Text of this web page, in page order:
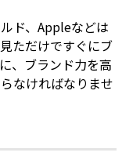
ド、Appleなどは
ただけですぐにブ
、ブランド力を高
なければなりませ